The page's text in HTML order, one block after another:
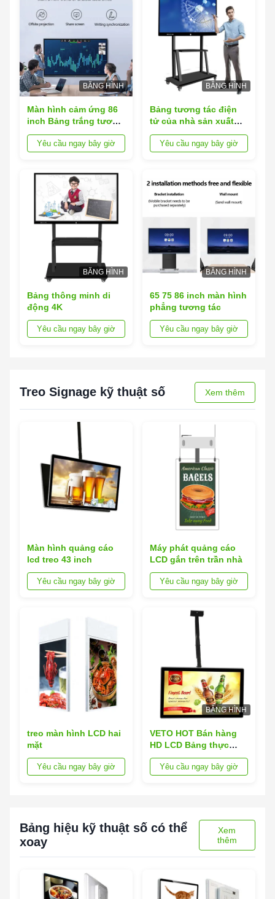
BĂNG HÌNH
Màn hình cảm ứng 86
inch Bảng trắng tương
tác điện tử Android
Lcd kỹ thuật số
Yêu cầu ngay bây giờ
BĂNG HÌNH
Bảng tương tác điện
tử của nhà sản xuất
Trung Quốc, màn hình
LCD cảm ứng chất
Yêu cầu ngay bây giờ
BĂNG HÌNH
Bảng thông minh di
động 4K
Yêu cầu ngay bây giờ
BĂNG HÌNH
65 75 86 inch màn hình
phẳng tương tác
Yêu cầu ngay bây giờ
Treo Signage kỹ thuật số Xem thêm
Màn hình quảng cáo
lcd treo 43 inch
Yêu cầu ngay bây giờ
Máy phát quảng cáo
LCD gắn trên trần nhà
Yêu cầu ngay bây giờ
treo màn hình LCD hai
mặt
Yêu cầu ngay bây giờ
BĂNG HÌNH
VETO HOT Bán hàng
HD LCD Bảng thực
đơn Quảng cáo Màn
hình treo tường gắn
Yêu cầu ngay bây giờ
Bảng hiệu kỹ thuật số có thể
xoay
Xem
thêm